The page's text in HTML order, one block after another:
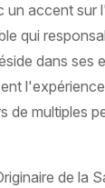
un accent sur
qui
dans ses
de multiples
de la